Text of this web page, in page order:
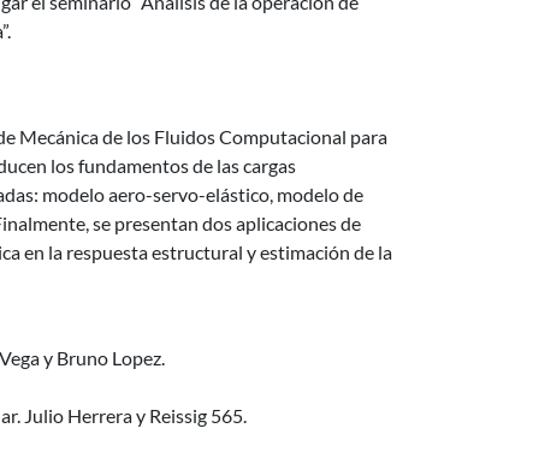
Mecánica de los Fluidos Computacional para
los fundamentos de las cargas
modelo aero-servo-elástico, modelo de
se presentan dos aplicaciones de
en la respuesta estructural y estimación de la
y Bruno Lopez.
Julio Herrera y Reissig 565.